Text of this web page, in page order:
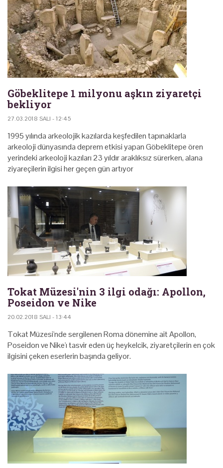
Göbeklitepe 1 milyonu aşkın ziyaretçi
bekliyor
27.03.2018 SALI - 12:45
1995 yılında arkeolojik kazılarda keşfedilen tapınaklarla
arkeoloji dünyasında deprem etkisi yapan Göbeklitepe ören
yerindeki arkeoloji kazıları 23 yıldır araklıksız sürerken, alana
ziyareçilerin ilgisi her geçen gün artıyor
Tokat Müzesi'nin 3 ilgi odağı: Apollon,
Poseidon ve Nike
20.02.2018 SALI - 13:44
Tokat Müzesi'nde sergilenen Roma dönemine ait Apollon,
Poseidon ve Nike'ı tasvir eden üç heykelcik, ziyaretçilerin en çok
ilgisini çeken eserlerin başında geliyor.